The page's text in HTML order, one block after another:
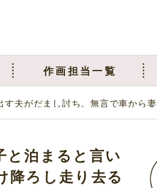
作画担当一覧
夫がだまし討ち。無言で車から
と泊まると言い
降ろし走り去る